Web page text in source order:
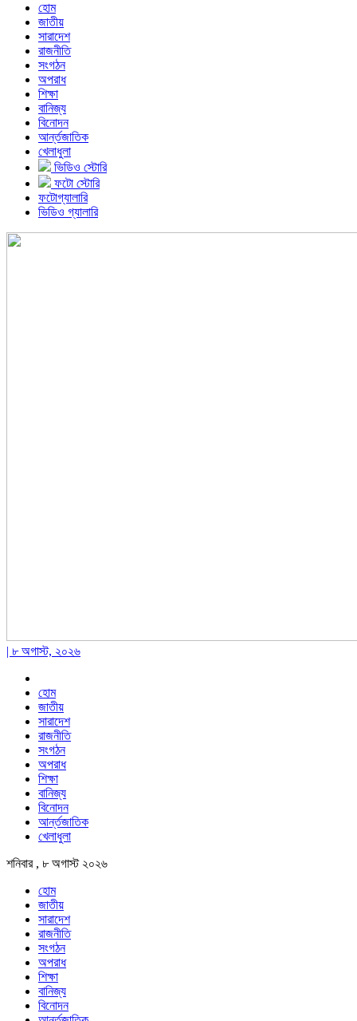
হোম
জাতীয়
সারাদেশ
রাজনীতি
সংগঠন
অপরাধ
শিক্ষা
বানিজ্য
বিনোদন
আর্ন্তজাতিক
খেলাধুলা
ভিডিও স্টোরি
ফটো স্টোরি
ফটোগ্যালারি
ভিডিও গ্যালারি
| ৮ অগাস্ট, ২০২৬
হোম
জাতীয়
সারাদেশ
রাজনীতি
সংগঠন
অপরাধ
শিক্ষা
বানিজ্য
বিনোদন
আর্ন্তজাতিক
খেলাধুলা
শনিবার , ৮ অগাস্ট ২০২৬
হোম
জাতীয়
সারাদেশ
রাজনীতি
সংগঠন
অপরাধ
শিক্ষা
বানিজ্য
বিনোদন